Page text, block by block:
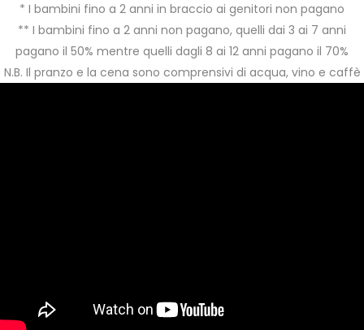
* I bambini fino a 2 anni in braccio ai genitori non pagano
** I bambini fino a 2 anni non pagano, quelli dai 3 ai 7 anni
pagano il 50% mentre quelli dagli 8 ai 12 anni pagano il 70%
N.B. Il pranzo e la cena sono comprensivi di acqua, vino e caffè